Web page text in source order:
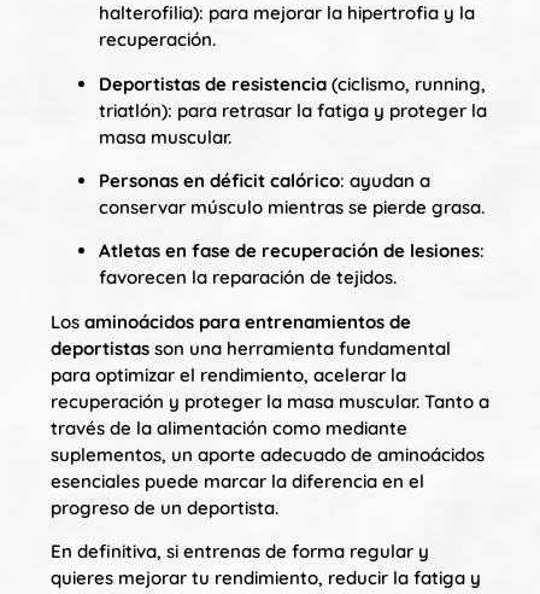
halterofilia): para mejorar la hipertrofia y la
recuperación.
Deportistas de resistencia (ciclismo, running,
triatlón): para retrasar la fatiga y proteger la
masa muscular.
Personas en déficit calórico: ayudan a
conservar músculo mientras se pierde grasa.
Atletas en fase de recuperación de lesiones:
favorecen la reparación de tejidos.
Los aminoácidos para entrenamientos de
deportistas son una herramienta fundamental
para optimizar el rendimiento, acelerar la
recuperación y proteger la masa muscular. Tanto a
través de la alimentación como mediante
suplementos, un aporte adecuado de aminoácidos
esenciales puede marcar la diferencia en el
progreso de un deportista.
En definitiva, si entrenas de forma regular y
quieres mejorar tu rendimiento, reducir la fatiga y